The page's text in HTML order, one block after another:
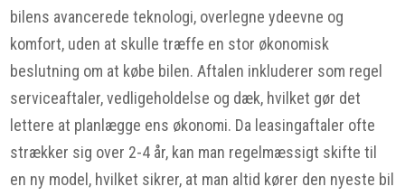
bilens avancerede teknologi, overlegne ydeevne og
komfort, uden at skulle træffe en stor økonomisk
beslutning om at købe bilen. Aftalen inkluderer som regel
serviceaftaler, vedligeholdelse og dæk, hvilket gør det
lettere at planlægge ens økonomi. Da leasingaftaler ofte
strækker sig over 2-4 år, kan man regelmæssigt skifte til
en ny model, hvilket sikrer, at man altid kører den nyeste bil